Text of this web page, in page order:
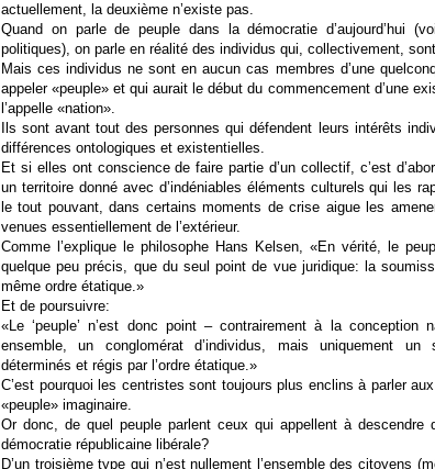
actuellement, la deuxième n’existe pas.
Quand on parle de peuple dans la démocratie d’aujourd’hui
politiques), on parle en réalité des individus qui, collectivement,
Mais ces individus ne sont en aucun cas membres d’une
appeler «peuple» et qui aurait le début du commencement d’une
l’appelle «nation».
Ils sont avant tout des personnes qui défendent leurs intérêts
différences ontologiques et existentielles.
Et si elles ont conscience de faire partie d’un collectif, c’est
un territoire donné avec d’indéniables éléments culturels qui les
le tout pouvant, dans certains moments de crise aigue les
venues essentiellement de l’extérieur.
Comme l’explique le philosophe Hans Kelsen, «En vérité, le
quelque peu précis, que du seul point de vue juridique: la
même ordre étatique.»
Et de poursuivre:
«Le ‘peuple’ n’est donc point – contrairement à la conception
ensemble, un conglomérat d’individus, mais uniquement un
déterminés et régis par l’ordre étatique.»
C’est pourquoi les centristes sont toujours plus enclins à parler
«peuple» imaginaire.
Or donc, de quel peuple parlent ceux qui appellent à descendre
démocratie républicaine libérale?
D’un troisième type qui n’est nullement l’ensemble des citoyens